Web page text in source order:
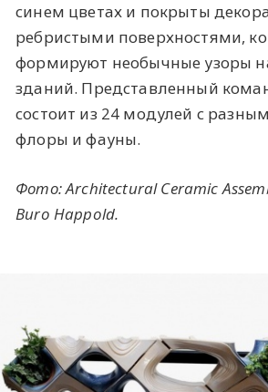
синем цветах и покрыты
ребристыми поверхностями,
формируют необычные узоры
зданий. Представленный
состоит из 24 модулей с
флоры и фауны.
Фото: Architectural Ceramic
Buro Happold.